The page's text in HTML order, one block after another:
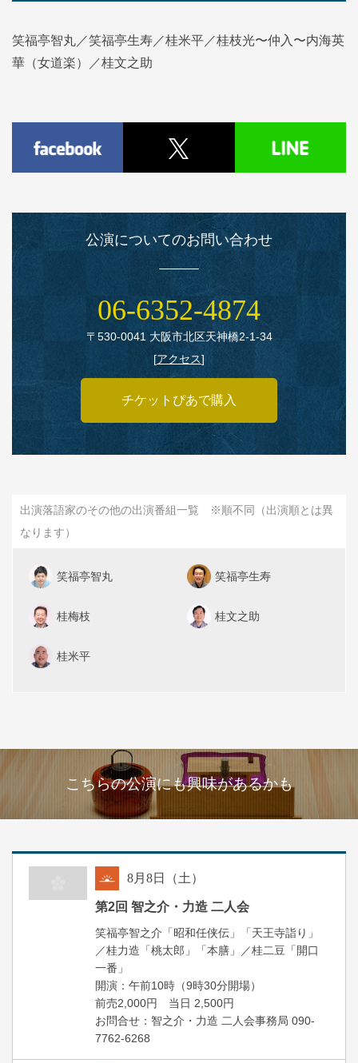
笑福亭智丸／笑福亭生寿／桂米平／桂枝光〜仲入〜内海英
華（女道楽）／桂文之助
公演についてのお問い合わせ
06‑6352‑4874
〒530‑0041 大阪市北区天神橋2‑1‑34
[アクセス]
チケットぴあで購入
出演落語家のその他の出演番組一覧 ※順不同（出演順とは異
なります）
笑福亭智丸 笑福亭生寿
桂梅枝 桂文之助
桂米平
こちらの公演にも興味があるかも
8月8日（土）
第2回 智之介・力造 二人会
笑福亭智之介「昭和任侠伝」「天王寺詣り」
／桂力造「桃太郎」「本膳」／桂二豆「開口
一番」
開演：午前10時（9時30分開場）
前売2,000円 当日 2,500円
お問合せ：智之介・力造 二人会事務局 090-
7762-6268